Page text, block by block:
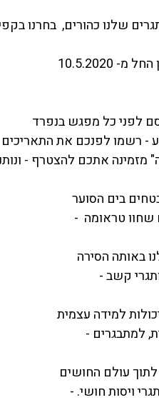
אומנה לילד עם צרכים מיוחדים
שלנו כהורים,  בחרנו
לפני כל מפגש בנפרד
רשמו לפנכם את התאריכים
מזמינה אתכם להצטרף -
שחוו טראומה  -
למתבגרים -
ויסות חושי. -